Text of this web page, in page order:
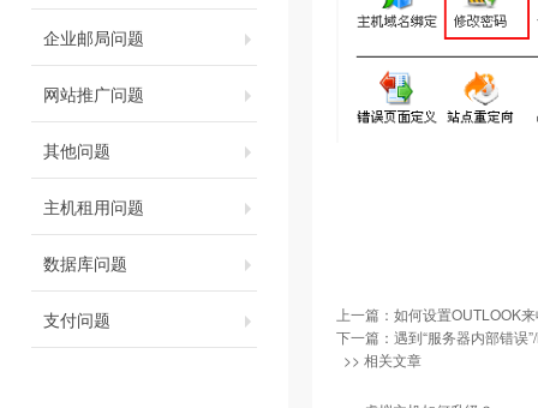
企业邮局问题
网站推广问题
其他问题
主机租用问题
数据库问题
支付问题 上一篇： 如何设置OUTLOOK
下一篇： 遇到“服务器内部错误
>> 相关文章